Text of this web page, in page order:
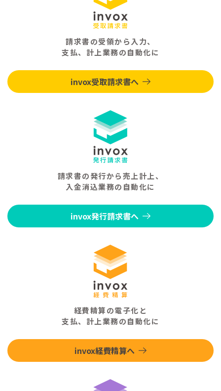
請求書の受領から入力、
支払、計上業務の自動化に
invox受取請求書へ
請求書の発行から売上計上、
入金消込業務の自動化に
invox発行請求書へ
経費精算の電子化と
支払、計上業務の自動化に
invox経費精算へ